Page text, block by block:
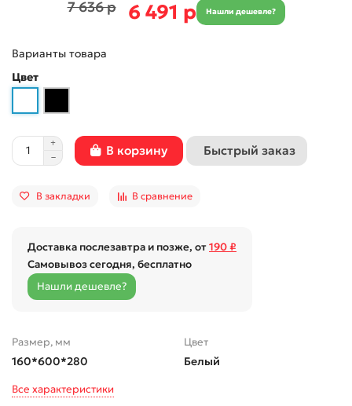
7 636 р 6 491 р Нашли дешевле?
Варианты товара
Цвет
В корзину Быстрый заказ
В закладки В сравнение
Доставка послезавтра и позже, от190 ₽
Самовывоз сегодня, бесплатно
Нашли дешевле?
Размер, мм
160*600*280
Цвет
Белый
Все характеристики